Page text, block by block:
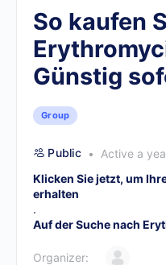
So kaufen
Günstig
Group
Public
Active a
Klicken Sie jetzt, um
erhalten
.
Auf der Suche nach
Organizer: